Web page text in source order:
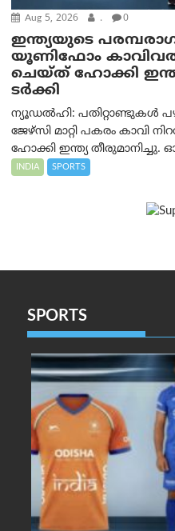
Aug 5, 2026 . 0
ഇന്ത്യയുടെ
യൂണിഫോം
ചെയ്ത് ഹോക്കി
ടര്‍ക്കി
ന്യൂഡൽഹി: പതിറ്റാണ്ടുകൾ
ജേഴ്‌സി മാറ്റി പകരം കാവി
ഹോക്കി ഇന്ത്യ തീരുമാനിച്ചു.
INDIA SPORTS
SPORTS